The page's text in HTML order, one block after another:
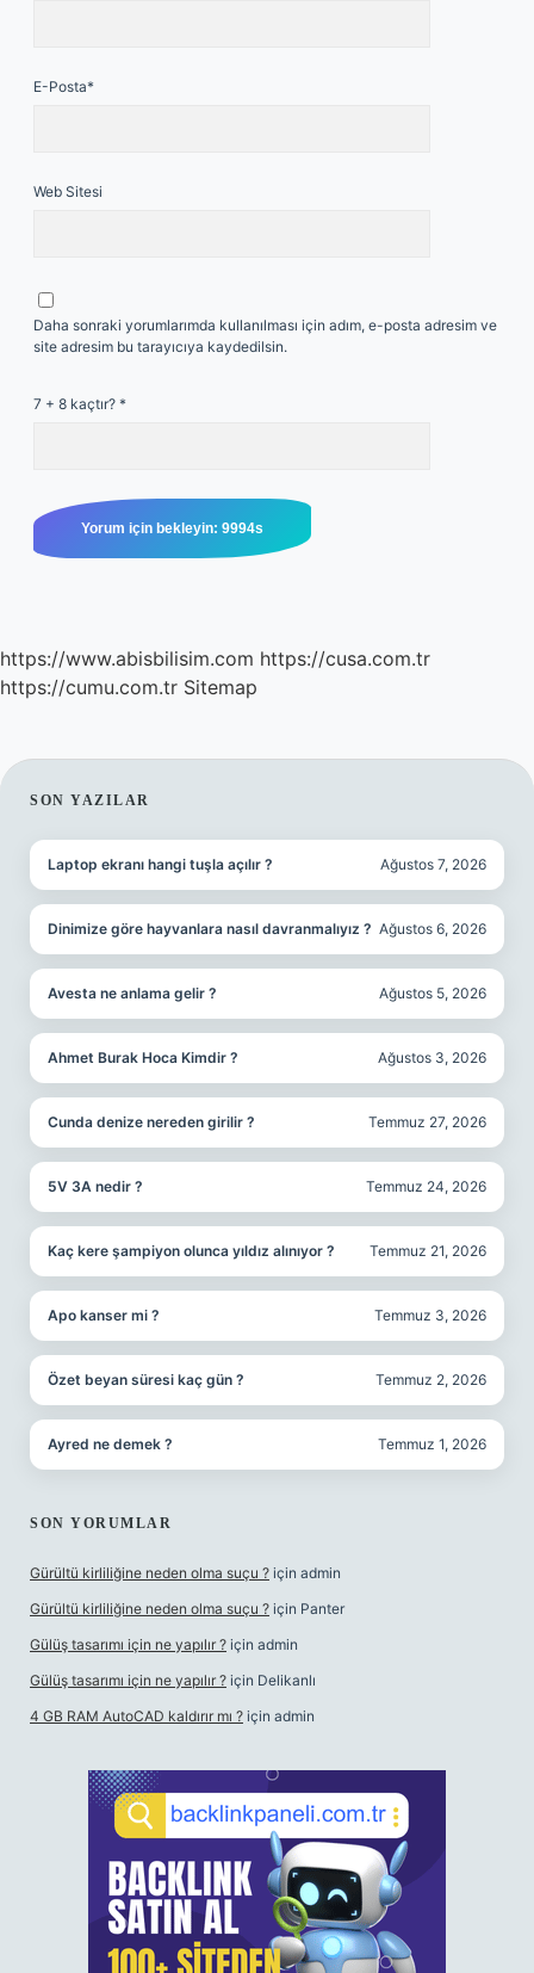
E-Posta*
Web Sitesi
Daha sonraki yorumlarımda kullanılması için adım, e-posta adresim ve
site adresim bu tarayıcıya kaydedilsin.
7 + 8 kaçtır? *
https://www.abisbilisim.com https://cusa.com.tr
https://cumu.com.tr Sitemap
SIDEBAR
SON YAZILAR
Laptop ekranı hangi tuşla açılır ? Ağustos 7, 2026
Dinimize göre hayvanlara nasıl davranmalıyız ? Ağustos 6, 2026
Avesta ne anlama gelir ? Ağustos 5, 2026
Ahmet Burak Hoca Kimdir ? Ağustos 3, 2026
Cunda denize nereden girilir ? Temmuz 27, 2026
5V 3A nedir ? Temmuz 24, 2026
Kaç kere şampiyon olunca yıldız alınıyor ? Temmuz 21, 2026
Apo kanser mi ? Temmuz 3, 2026
Özet beyan süresi kaç gün ? Temmuz 2, 2026
Ayred ne demek ? Temmuz 1, 2026
SON YORUMLAR
Gürültü kirliliğine neden olma suçu ? için admin
Gürültü kirliliğine neden olma suçu ? için Panter
Gülüş tasarımı için ne yapılır ? için admin
Gülüş tasarımı için ne yapılır ? için Delikanlı
4 GB RAM AutoCAD kaldırır mı ? için admin